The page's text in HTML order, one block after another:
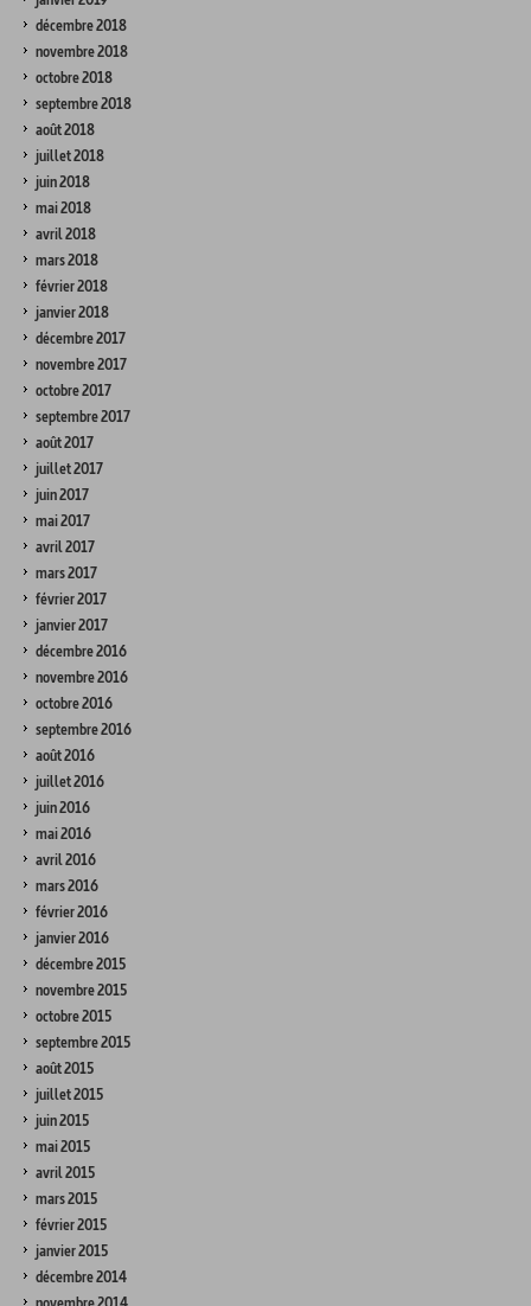
décembre 2018
novembre 2018
octobre 2018
septembre 2018
août 2018
juillet 2018
juin 2018
mai 2018
avril 2018
mars 2018
février 2018
janvier 2018
décembre 2017
novembre 2017
octobre 2017
septembre 2017
août 2017
juillet 2017
juin 2017
mai 2017
avril 2017
mars 2017
février 2017
janvier 2017
décembre 2016
novembre 2016
octobre 2016
septembre 2016
août 2016
juillet 2016
juin 2016
mai 2016
avril 2016
mars 2016
février 2016
janvier 2016
décembre 2015
novembre 2015
octobre 2015
septembre 2015
août 2015
juillet 2015
juin 2015
mai 2015
avril 2015
mars 2015
février 2015
janvier 2015
décembre 2014